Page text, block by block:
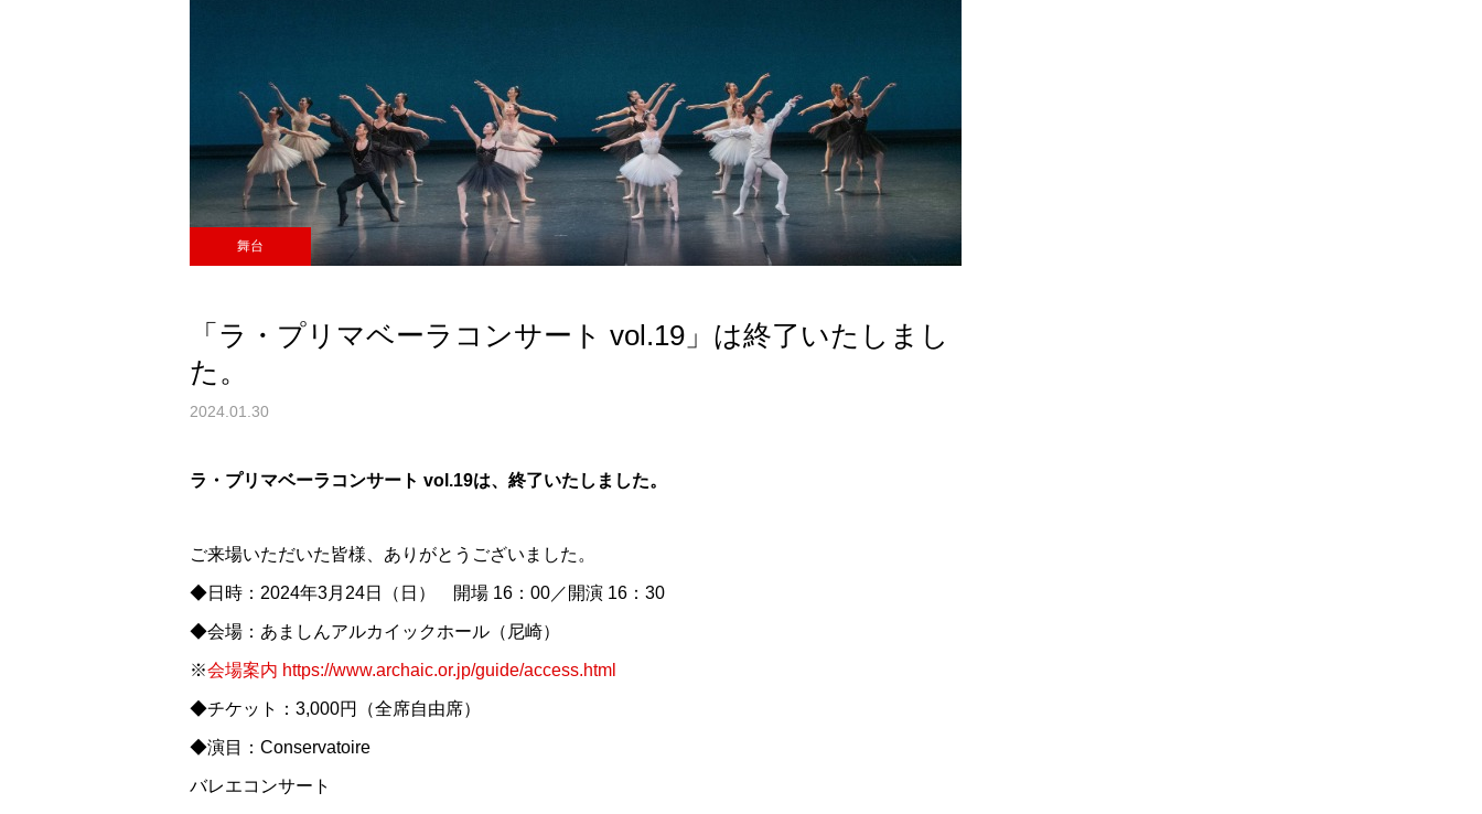
舞台
「ラ・プリマベーラコンサート vol.19」は終了いたしまし
た。
2024.01.30
ラ・プリマベーラコンサート vol.19は、終了いたしました。
ご来場いただいた皆様、ありがとうございました。
◆日時：2024年3月24日（日） 開場 16：00／開演 16：30
◆会場：あましんアルカイックホール（尼崎）
※会場案内 https://www.archaic.or.jp/guide/access.html
◆チケット：3,000円（全席自由席）
◆演目：Conservatoire
バレエコンサート